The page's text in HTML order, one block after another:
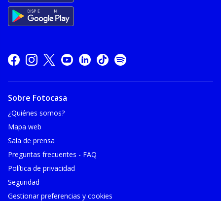
Sobre Fotocasa
¿Quiénes somos?
Mapa web
Sala de prensa
Preguntas frecuentes - FAQ
Política de privacidad
Seguridad
Gestionar preferencias y cookies